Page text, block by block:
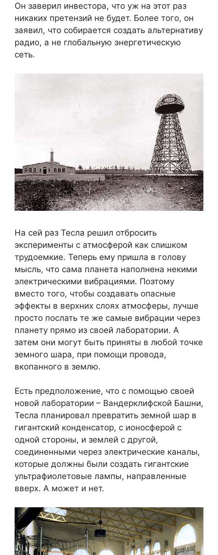
Он заверил инвестора, что уж на этот раз
никаких претензий не будет. Более того, он
заявил, что собирается создать альтернативу
радио, а не глобальную энергетическую
сеть.
На сей раз Тесла решил отбросить
эксперименты с атмосферой как слишком
трудоемкие. Теперь ему пришла в голову
мысль, что сама планета наполнена некими
электрическими вибрациями. Поэтому
вместо того, чтобы создавать опасные
эффекты в верхних слоях атмосферы, лучше
просто послать те же самые вибрации через
планету прямо из своей лаборатории. А
затем они могут быть приняты в любой точке
земного шара, при помощи провода,
вкопанного в землю.
Есть предположение, что с помощью своей
новой лаборатории – Вандерклифской Башни,
Тесла планировал превратить земной шар в
гигантский конденсатор, с ионосферой с
одной стороны, и землей с другой,
соединенными через электрические каналы,
которые должны были создать гигантские
ультрафиолетовые лампы, направленные
вверх. А может и нет.